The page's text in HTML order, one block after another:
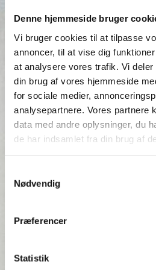
Denne hjemmeside bruger
Vi bruger cookies til at tilpasse
annoncer, til at vise dig
at analysere vores trafik. Vi
din brug af vores hjemmeside
for sociale medier,
analysepartnere. Vores partnere
data med andre oplysninger, du
de har indsamlet fra din brug af
Nødvendig
Præferencer
Statistik
Derfor er vores mission at
medmennesker
ved at give basal hjælp og ved
nedgøring
og overgreb.”
Sådan støtter du Kirkens
SMS ”kirke” til SMS 1416 og